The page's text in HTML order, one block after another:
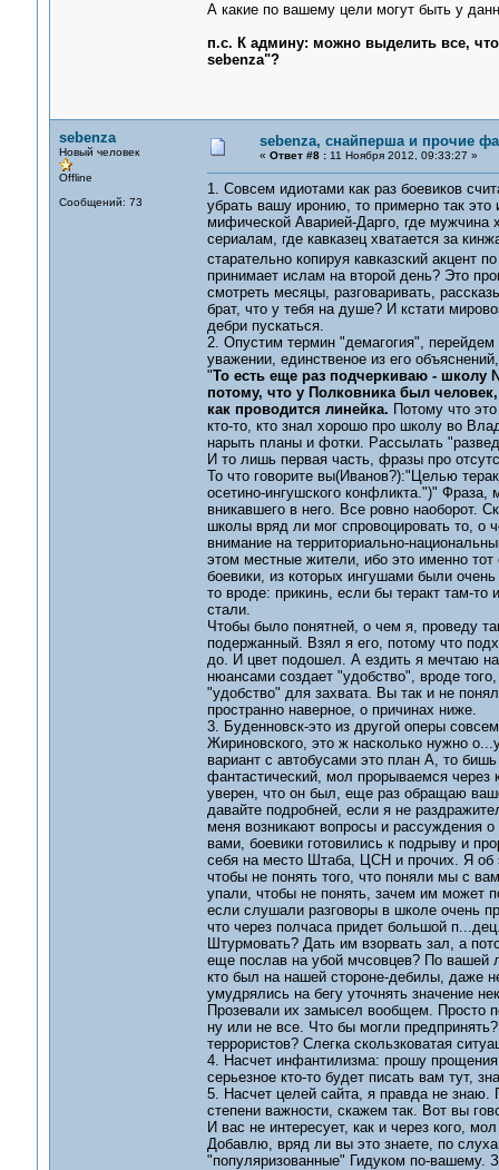
А какие по вашему цели могут быть у
п.с. К админу: можно выделить все,
sebenza"?
sebenza
Новый человек
Offline
Сообщений: 73
sebenza, снайперша и прочие
« Ответ #8 :11 Ноября 2012, 09:33:27 »
1. Совсем идиотами как раз боевиков
убрать вашу иронию, то примерно так
мифической Аварией-Дарго, где мужчина
сериалам, где кавказец хватается за
старательно копируя кавказский акцент
принимает ислам на второй день? Это
смотреть месяцы, разговаривать,
брат, что у тебя на душе? И кстати
дебри пускаться.
2. Опустим термин "демагогия",
уважении, единственое из его
"То есть еще раз подчеркиваю -
потому, что у Полковника был
как проводится линейка. Потому что
кто-то, кто знал хорошо про школу во
нарыть планы и фотки. Рассылать
И то лишь первая часть, фразы про
То что говорите вы(Иванов?):"Целью
осетино-ингушского конфликта.")" Фраза,
вникавшего в него. Все ровно наоборот.
школы вряд ли мог спровоцировать то, о
внимание на территориально-
этом местные жители, ибо это именно
боевики, из которых ингушами были
то вроде: прикинь, если бы теракт там-
стали.
Чтобы было понятней, о чем я, проведу
подержанный. Взял я его, потому что
до. И цвет подошел. А ездить я мечтаю на
нюансами создает "удобство", вроде
"удобство" для захвата. Вы так и не
пространно наверное, о причинах ниже.
3. Буденновск-это из другой оперы
Жириновского, это ж насколько нужно
вариант с автобусами это план А, то
фантастический, мол прорываемся
уверен, что он был, еще раз обращаю
давайте подробней, если я не
меня возникают вопросы и рассуждения
вами, боевики готовились к подрыву и
себя на место Штаба, ЦСН и прочих. Я об
чтобы не понять того, что поняли мы с
упали, чтобы не понять, зачем им может
если слушали разговоры в школе очень
что через полчаса придет большой
Штурмовать? Дать им взорвать зал, а
еще послав на убой мчсовцев? По вашей
кто был на нашей стороне-дебилы, даже
умудрялись на бегу уточнять значение
Прозевали их замысел вообщем. Просто
ну или не все. Что бы могли
террористов? Слегка скользковатая
4. Насчет инфантилизма: прошу
серьезное кто-то будет писать вам тут,
5. Насчет целей сайта, я правда не знаю.
степени важности, скажем так. Вот вы
И вас не интересует, как и через кого,
Добавлю, вряд ли вы это знаете, по
"популяризованные" Гидуком по-вашему.